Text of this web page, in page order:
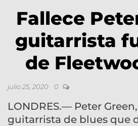
Fallece
guitarrista
de
julio 25, 2020 0
LONDRES.— Peter
guitarrista de blues que